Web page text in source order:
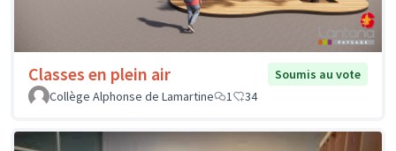
Classes en plein air
Soumis au vote
Collège Alphonse de Lamartine
1 34